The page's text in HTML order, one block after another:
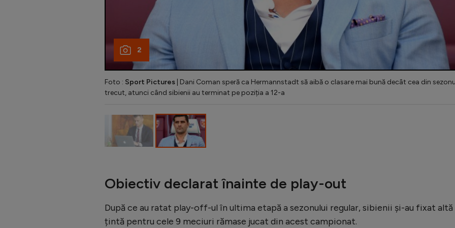
2
Foto : Sport Pictures | Dani Coman speră ca Hermannstadt să aibă o clasare mai bună decât cea din
trecut, atunci când sibienii au terminat pe poziția a 12-a
Obiectiv declarat înainte de play-out
După ce au ratat play-off-ul în ultima etapă a sezonului regular, sibienii și-au fixat altă
țintă pentru cele 9 meciuri rămase jucat din acest campionat.